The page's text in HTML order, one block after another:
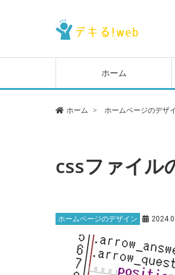
ホーム
ホーム ホームページのデザ
cssファイル
ホームページのデザイン